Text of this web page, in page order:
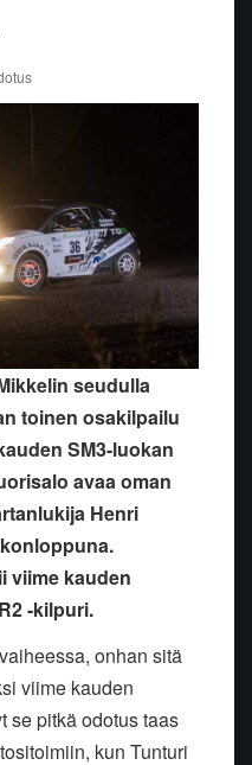
seudulla
toinen osakilpailu
SM3-luokan
avaa oman
Henri
viime kauden
-kilpuri.
onhan sitä
viime kauden
se pitkä odotus taas
kun Tunturi